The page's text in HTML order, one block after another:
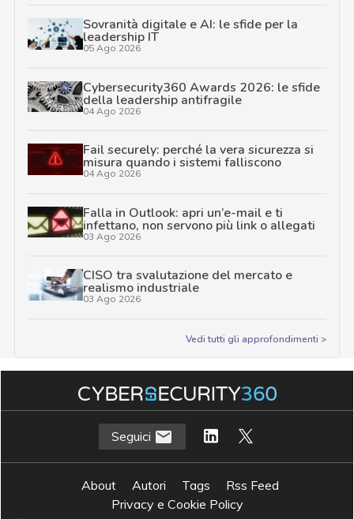
Sovranità digitale e AI: le sfide per la
leadership IT
05 Ago 2026
Cybersecurity360 Awards 2026: le sfide
della leadership antifragile
04 Ago 2026
Fail securely: perché la vera sicurezza si
misura quando i sistemi falliscono
04 Ago 2026
Falla in Outlook: apri un’e-mail e ti
infettano, non servono più link o allegati
03 Ago 2026
CISO tra svalutazione del mercato e
realismo industriale
03 Ago 2026
Vedi tutti gli approfondimenti >
Seguici
About Autori Tags
Rss Feed
Privacy e Cookie Policy